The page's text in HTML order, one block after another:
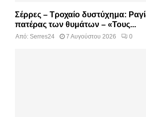
Σέρρες – Τροχαίο δυστύχημα:
πατέρας των θυμάτων – «Τους...
Από: Serres24 7 Αυγούστου 2026 0